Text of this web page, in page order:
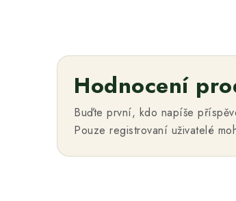
Hodnocení
Buďte první, kdo napíše
Pouze registrovaní uživatelé